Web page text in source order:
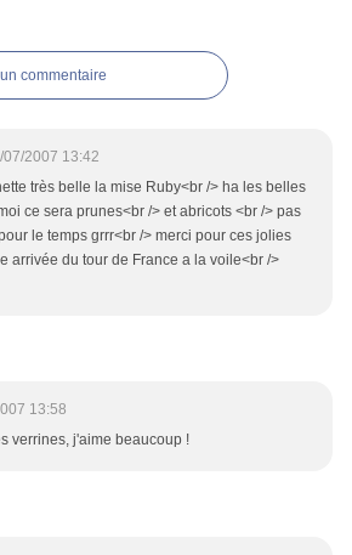
commentaire
07/2007 13:42
très belle la mise Ruby<br /> ha les belles
ce sera prunes<br /> et abricots <br /> pas
le temps grrr<br /> merci pour ces jolies
arrivée du tour de France a la voile<br />
13:58
verrines, j'aime beaucoup !